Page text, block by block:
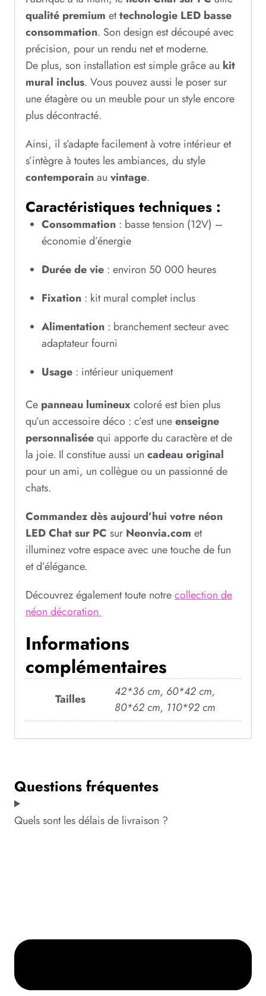
qualité premium ettechnologie LED basse
consommation. Son design est découpé avec
précision, pour un rendu net et moderne.
De plus, son installation est simple grâce au kit
mural inclus. Vous pouvez aussi le poser sur
une étagère ou un meuble pour un style encore
plus décontracté.
Ainsi, il s’adapte facilement à votre intérieur et
s’intègre à toutes les ambiances, du style
contemporainau vintage.
Caractéristiques techniques :
Consommation : basse tension (12V) –
économie d’énergie
Durée de vie : environ 50 000 heures
Fixation : kit mural complet inclus
Alimentation : branchement secteur avec
adaptateur fourni
Usage : intérieur uniquement
Ce panneau lumineuxcoloré est bien plus
qu’un accessoire déco : c’est uneenseigne
personnaliséequi apporte du caractère et de
la joie. Il constitue aussi un cadeau original
pour un ami, un collègue ou un passionné de
chats.
Commandez dès aujourd’hui votre néon
LED Chat sur PC sur Neonvia.com et
illuminez votre espace avec une touche de fun
et d’élégance.
Découvrez également toute notrecollection de
néon décoration
Informations
complémentaires
Tailles
42*36 cm, 60*42 cm,
80*62 cm, 110*92 cm
Questions fréquentes
Quels sont les délais de livraison ?